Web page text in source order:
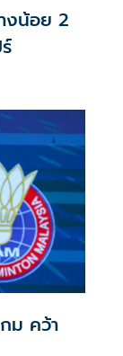
งน้อย 2
ม คว้า